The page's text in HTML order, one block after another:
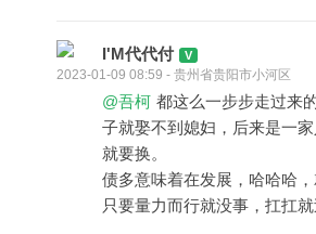
I'M代代付
2023-01-09 08:59 - 贵州省贵阳市小河区
@吾柯 都这么一步步走过来
子就娶不到媳妇，后来是一
就要换。
债多意味着在发展，哈哈哈，
只要量力而行就没事，扛扛就